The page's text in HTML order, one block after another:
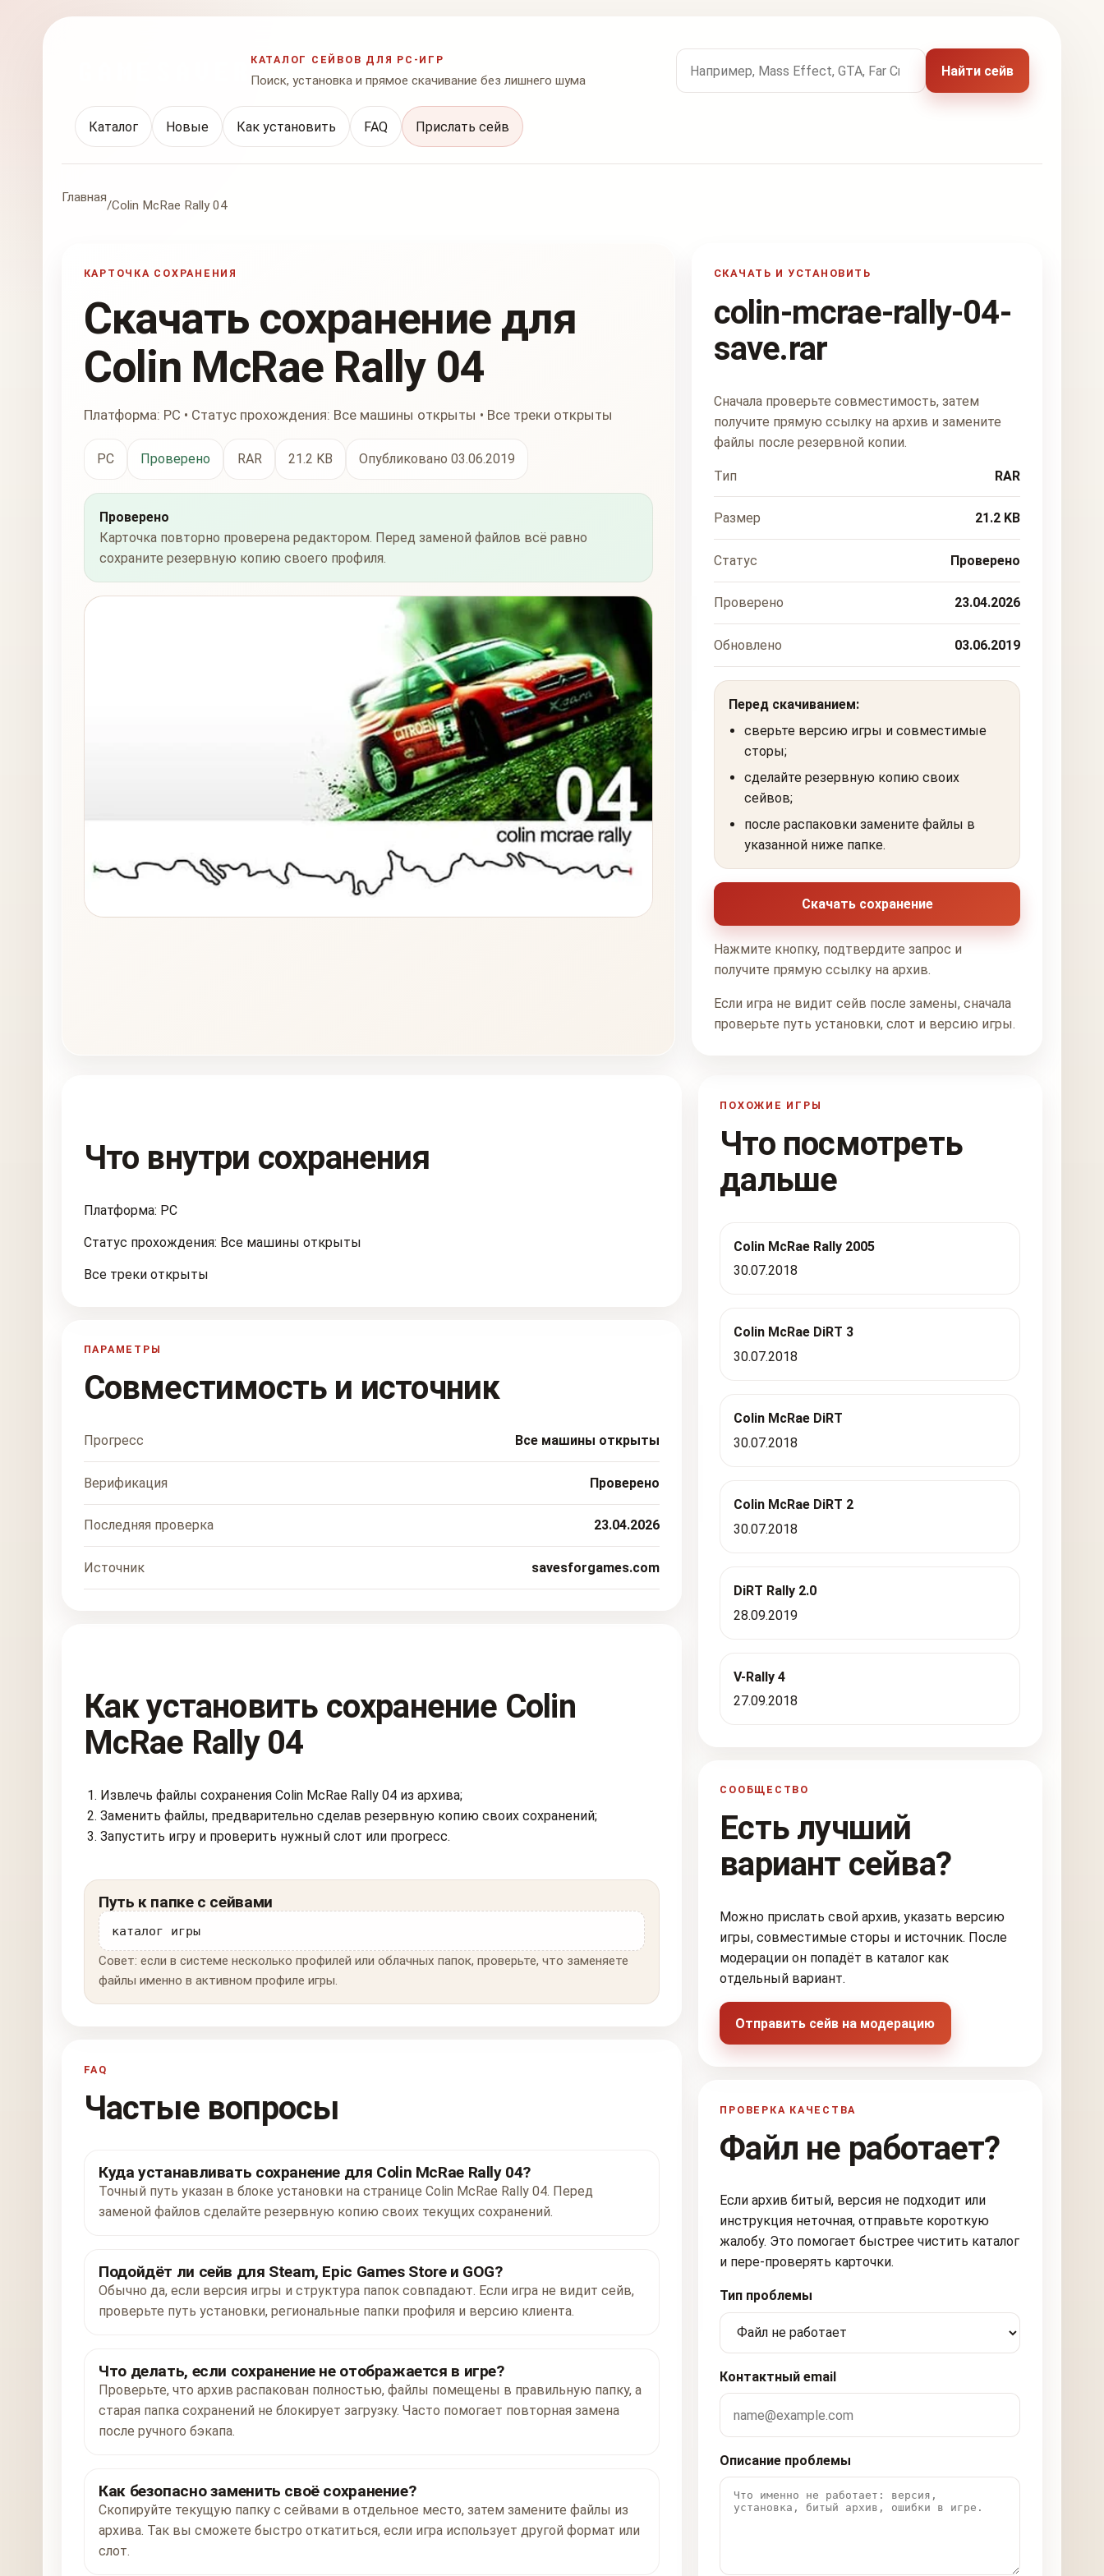
КАТАЛОГ СЕЙВОВ ДЛЯ PC-ИГР
Поиск, установка и прямое скачивание без лишнего шума
Поиск по названию игры
Найти сейв
Каталог Новые Как установить FAQ Прислать сейв
Главная
/Colin McRae Rally 04
КАРТОЧКА СОХРАНЕНИЯ
Скачать сохранение для
Colin McRae Rally 04
Платформа: PC • Статус прохождения: Все машины открыты • Все треки открыты
PC Проверено RAR 21.2 KB Опубликовано 03.06.2019
Проверено
Карточка повторно проверена редактором. Перед заменой файлов всё равно
сохраните резервную копию своего профиля.
СКАЧАТЬ И УСТАНОВИТЬ
colin-mcrae-rally-04-
save.rar
Сначала проверьте совместимость, затем
получите прямую ссылку на архив и замените
файлы после резервной копии.
Тип RAR
Размер 21.2 KB
Статус Проверено
Проверено 23.04.2026
Обновлено 03.06.2019
Перед скачиванием:
сверьте версию игры и совместимые
сторы;
сделайте резервную копию своих
сейвов;
после распаковки замените файлы в
указанной ниже папке.
Скачать сохранение
Нажмите кнопку, подтвердите запрос и
получите прямую ссылку на архив.
Если игра не видит сейв после замены, сначала
проверьте путь установки, слот и версию игры.
Что внутри сохранения
Платформа: PC
Статус прохождения: Все машины открыты
Все треки открыты
ПАРАМЕТРЫ
Совместимость и источник
Прогресс Все машины открыты
Верификация Проверено
Последняя проверка 23.04.2026
Источник savesforgames.com
Как установить сохранение Colin
McRae Rally 04
Извлечь файлы сохранения Colin McRae Rally 04 из архива;
Заменить файлы, предварительно сделав резервную копию своих сохранений;
Запустить игру и проверить нужный слот или прогресс.
Путь к папке с сейвами
каталог игры
Совет: если в системе несколько профилей или облачных папок, проверьте, что заменяете
файлы именно в активном профиле игры.
FAQ
Частые вопросы
Куда устанавливать сохранение для Colin McRae Rally 04?
Точный путь указан в блоке установки на странице Colin McRae Rally 04. Перед
заменой файлов сделайте резервную копию своих текущих сохранений.
Подойдёт ли сейв для Steam, Epic Games Store и GOG?
Обычно да, если версия игры и структура папок совпадают. Если игра не видит сейв,
проверьте путь установки, региональные папки профиля и версию клиента.
Что делать, если сохранение не отображается в игре?
Проверьте, что архив распакован полностью, файлы помещены в правильную папку, а
старая папка сохранений не блокирует загрузку. Часто помогает повторная замена
после ручного бэкапа.
Как безопасно заменить своё сохранение?
Скопируйте текущую папку с сейвами в отдельное место, затем замените файлы из
архива. Так вы сможете быстро откатиться, если игра использует другой формат или
слот.
ПОХОЖИЕ ИГРЫ
Что посмотреть
дальше
Colin McRae Rally 2005
30.07.2018
Colin McRae DiRT 3
30.07.2018
Colin McRae DiRT
30.07.2018
Colin McRae DiRT 2
30.07.2018
DiRT Rally 2.0
28.09.2019
V-Rally 4
27.09.2018
СООБЩЕСТВО
Есть лучший
вариант сейва?
Можно прислать свой архив, указать версию
игры, совместимые сторы и источник. После
модерации он попадёт в каталог как
отдельный вариант.
Отправить сейв на модерацию
ПРОВЕРКА КАЧЕСТВА
Файл не работает?
Если архив битый, версия не подходит или
инструкция неточная, отправьте короткую
жалобу. Это помогает быстрее чистить каталог
и пере-проверять карточки.
Тип проблемы
Контактный email
Описание проблемы